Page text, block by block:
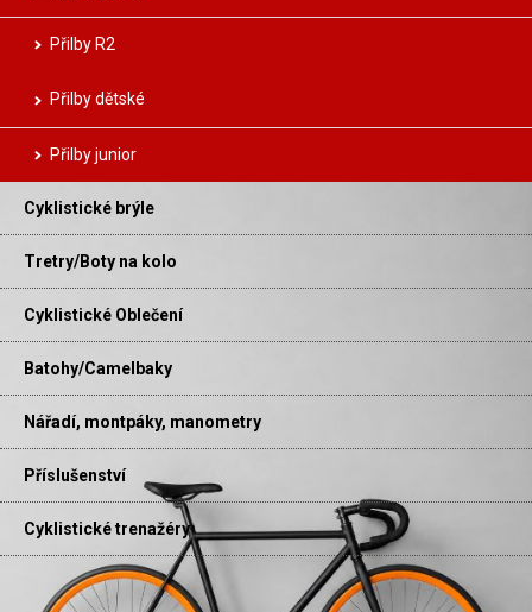
Přilby R2
Přilby dětské
Přilby junior
Cyklistické brýle
Tretry/Boty na kolo
Cyklistické Oblečení
Batohy/Camelbaky
Nářadí, montpáky, manometry
Příslušenství
Cyklistické trenažéry